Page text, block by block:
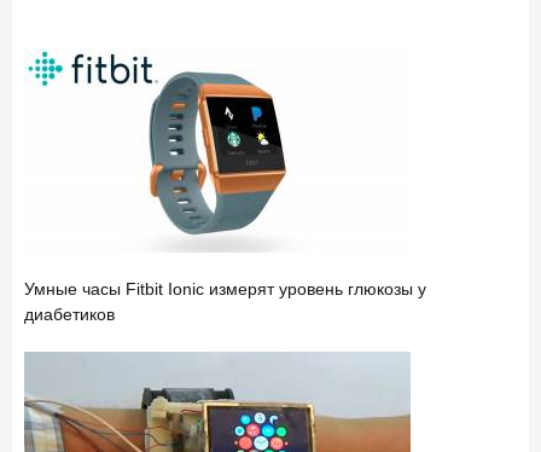
Умные часы Fitbit Ionic измерят уровень глюкозы у
диабетиков